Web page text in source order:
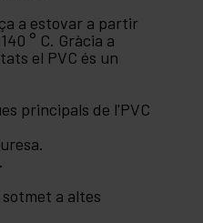
a estovar a partir
° C. Gràcia a
el PVC és un
principals de l'PVC
sotmet a altes